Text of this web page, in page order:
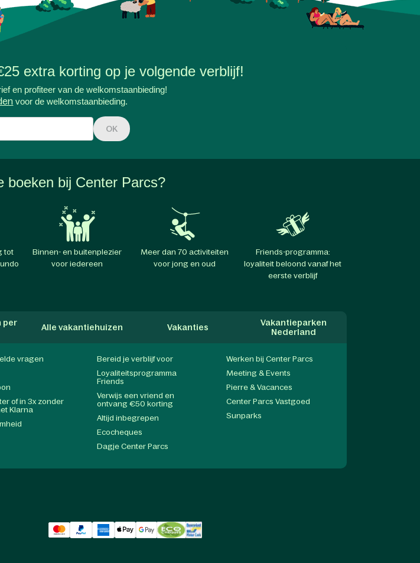
extra korting op je volgende verblijf!
en profiteer van de welkomstaanbieding!
voor de welkomstaanbieding.
OK
boeken bij Center Parcs?
tot
Binnen- en buitenplezier
voor iedereen
Meer dan 70 activiteiten
voor jong en oud
Friends-programma:
loyaliteit beloond vanaf het
eerste verblijf
per
Alle vakantiehuizen Vakanties
Vakantieparken
Nederland
vragen
of in 3x zonder
Klarna
Bereid je verblijf voor
Loyaliteitsprogramma
Friends
Verwijs een vriend en
ontvang €50 korting
Altijd inbegrepen
Ecocheques
Dagje Center Parcs
Werken bij Center Parcs
Meeting & Events
Pierre & Vacances
Center Parcs Vastgoed
Sunparks